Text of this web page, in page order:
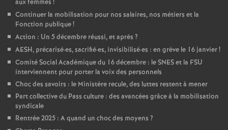
aux femmes !
Continuer la mobilisation pour nos salaires, nos métiers et la
Fonction publique!
Action : Un 5 décembre réussi, et après ?
AESH, précarisé·es, sacrifié·es, invisibilisé·es : en grève le 16 janvier!
Comité Social Académique du 16 décembre : le SNES et la FSU
interviennent pour porter la voix des personnels
Choc des savoirs : le Ministère recule, des luttes restent à mener
Part collective du Pass culture : des avancées grâce à la mobilisation
syndicale
Rentrée 2025 : A quand un choc des moyens ?